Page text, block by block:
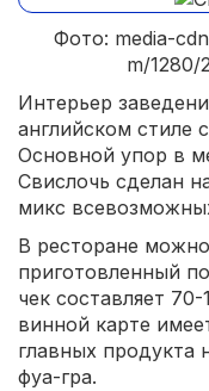
Фото: media-
m/1280/
Интерьер
английском стиле
Основной упор в
Свислочь сделан
микс
В ресторане
приготовленный
чек составляет
винной карте
главных продукта
фуа-гра.